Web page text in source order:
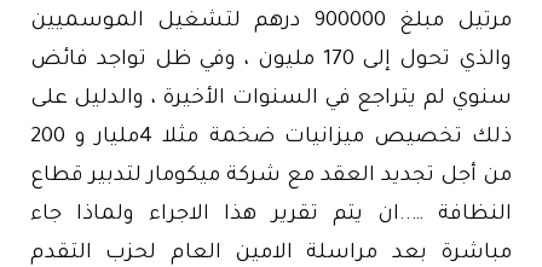
مرتيل مبلغ 900000 درهم لتشغيل الموسميين
والذي تحول إلى 170 مليون ، وفي ظل تواجد فائض
سنوي لم يتراجع في السنوات الأخيرة ، والدليل على
ذلك تخصيص ميزانيات ضخمة مثلا 4مليار و 200
من أجل تجديد العقد مع شركة ميكومار لتدبير قطاع
النظافة …..ان يتم تقرير هذا الاجراء ولماذا جاء
مباشرة بعد مراسلة الامين العام لحزب التقدم